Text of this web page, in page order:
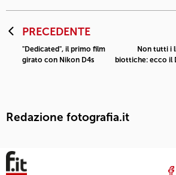
PRECEDENTE
"Dedicated", il primo film
girato con Nikon D4s
Non tutti i
biottiche: ecco il
Redazione fotografia.it